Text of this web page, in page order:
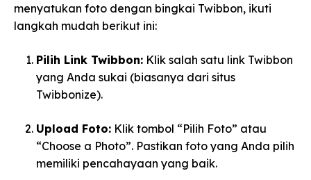
menyatukan foto dengan bingkai Twibbon, ikuti
langkah mudah berikut ini:
Pilih Link Twibbon: Klik salah satu link Twibbon
yang Anda sukai (biasanya dari situs
Twibbonize).
Upload Foto: Klik tombol “Pilih Foto” atau
“Choose a Photo”. Pastikan foto yang Anda pilih
memiliki pencahayaan yang baik.